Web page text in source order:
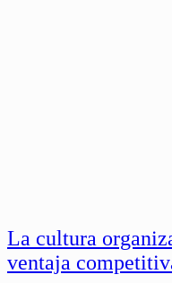
La cultura
ventaja